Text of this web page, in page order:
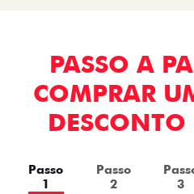
PASSO A
COMPRAR
DESCONTO
Passo
1
Passo
2
3